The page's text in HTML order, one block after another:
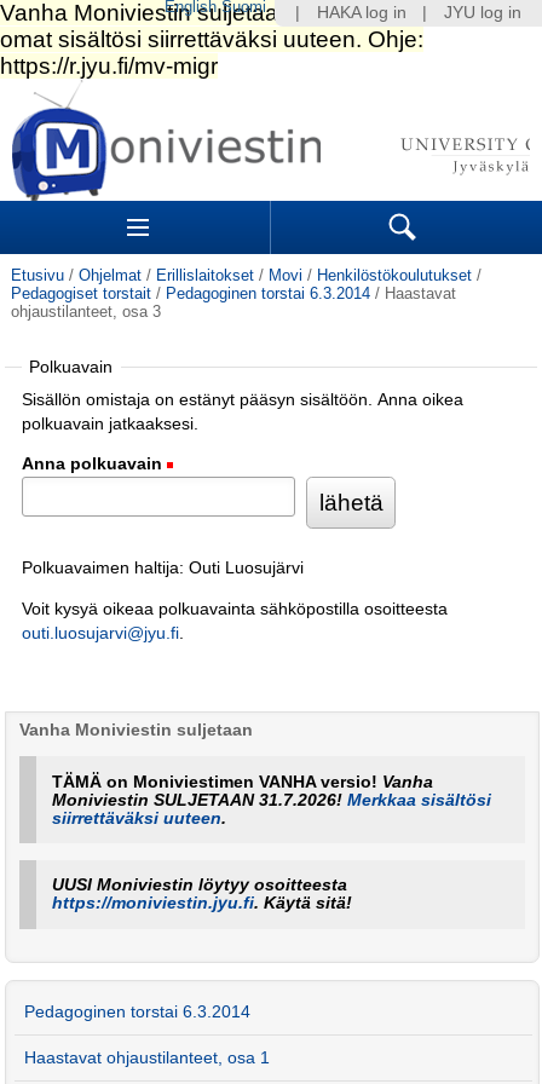
Siirry
sisältöön.
|
Siirry
navigointiin
Sections Search
Etusivu / Ohjelmat / Erillislaitokset / Movi / Henkilöstökoulutukset /
Pedagogiset torstait / Pedagoginen torstai 6.3.2014 / Haastavat
ohjaustilanteet, osa 3
Polkuavain
Sisällön omistaja on estänyt pääsyn sisältöön. Anna oikea
polkuavain jatkaaksesi.
Anna polkuavain
Polkuavaimen haltija: Outi Luosujärvi
Voit kysyä oikeaa polkuavainta sähköpostilla osoitteesta
outi.luosujarvi@jyu.fi.
Vanha Moniviestin suljetaan
TÄMÄ on Moniviestimen VANHA versio! Vanha
Moniviestin SULJETAAN 31.7.2026!Merkkaa sisältösi
siirrettäväksi uuteen.
UUSI Moniviestin löytyy osoitteesta
https://moniviestin.jyu.fi. Käytä sitä!
Pedagoginen torstai 6.3.2014
Haastavat ohjaustilanteet, osa 1
HAKA log in JYU log in
English Suomi